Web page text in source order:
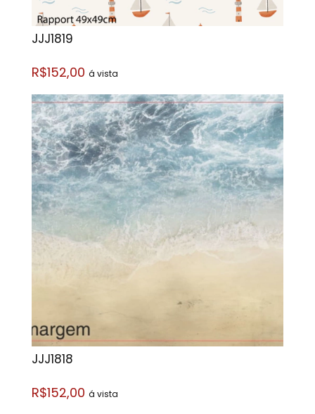
JJJ1819
R$152,00 á vista
JJJ1818
R$152,00 á vista